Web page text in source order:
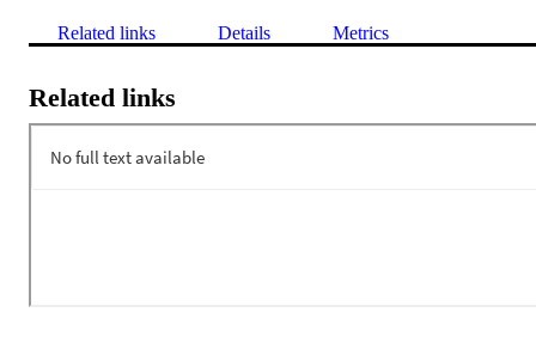
Related links Details Metrics
Related links